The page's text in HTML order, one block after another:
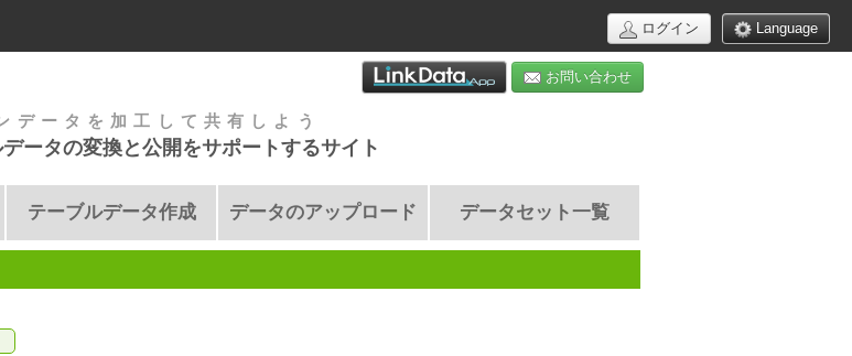
Language
ログイン
お問い合わせ
データを加工して共有しよう
ータの変換と公開をサポートするサイト
テーブルデータ作成 データのアップロード データセット一覧